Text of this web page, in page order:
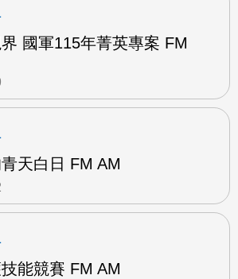
國軍115年菁英專案 FM
天白日 FM AM
能競賽 FM AM